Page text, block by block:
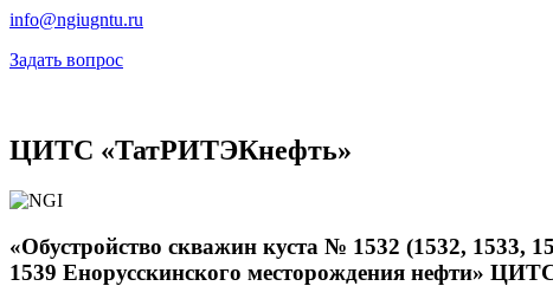
info@ngiugntu.ru
Задать вопрос
ЦИТС «ТатРИТЭКнефть»
«Обустройство скважин куста № 1532 (1532, 1533,
1539 Енорусскинского месторождения нефти»